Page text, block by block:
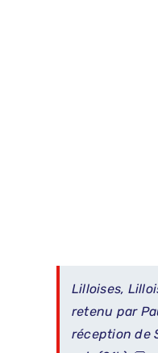
Lilloises,
retenu par
réception de